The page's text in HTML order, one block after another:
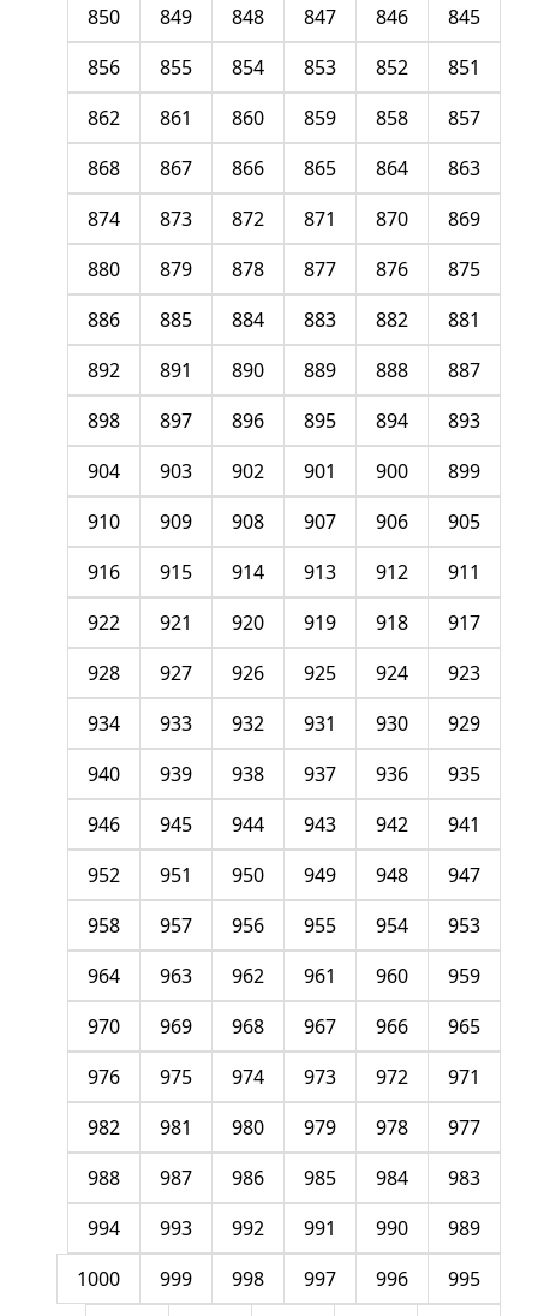
845
846
847
848
849
850
851
852
853
854
855
856
857
858
859
860
861
862
863
864
865
866
867
868
869
870
871
872
873
874
875
876
877
878
879
880
881
882
883
884
885
886
887
888
889
890
891
892
893
894
895
896
897
898
899
900
901
902
903
904
905
906
907
908
909
910
911
912
913
914
915
916
917
918
919
920
921
922
923
924
925
926
927
928
929
930
931
932
933
934
935
936
937
938
939
940
941
942
943
944
945
946
947
948
949
950
951
952
953
954
955
956
957
958
959
960
961
962
963
964
965
966
967
968
969
970
971
972
973
974
975
976
977
978
979
980
981
982
983
984
985
986
987
988
989
990
991
992
993
994
995
996
997
998
999
1000